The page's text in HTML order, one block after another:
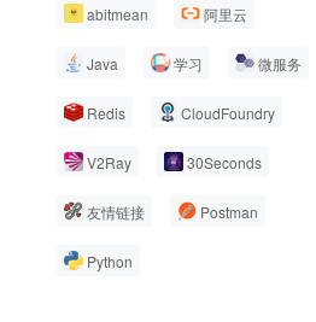
abitmean 阿里云
Java 学习 微服务
Redis CloudFoundry
V2Ray 30Seconds
友情链接 Postman
Python